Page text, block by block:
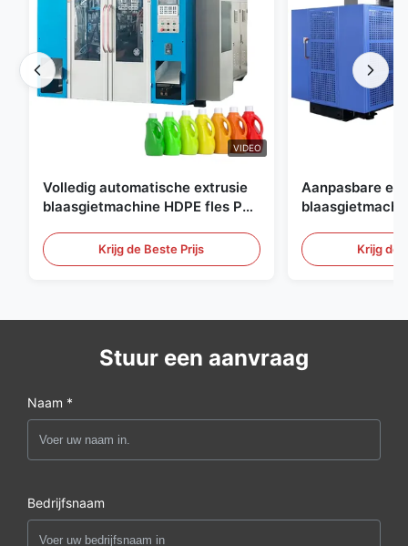
VIDEO
Volledig automatische extrusie
blaasgietmachine HDPE fles Pe
Krijg de Beste Prijs
Aanpasbare
Krijg de
Stuur een aanvraag
Naam *
Bedrijfsnaam